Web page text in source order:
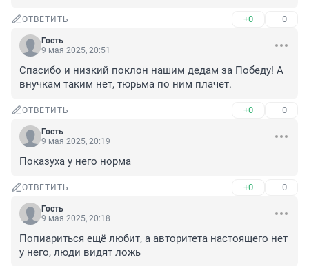
ОТВЕТИТЬ +0 –0
Гость
9 мая 2025, 20:51
Спасибо и низкий поклон нашим дедам за Победу! А
внучкам таким нет, тюрьма по ним плачет.
ОТВЕТИТЬ +0 –0
Гость
9 мая 2025, 20:19
Показуха у него норма
ОТВЕТИТЬ +0 –0
Гость
9 мая 2025, 20:18
Попиариться ещё любит, а авторитета настоящего нет
у него, люди видят ложь